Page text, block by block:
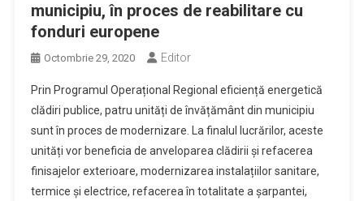
municipiu, în proces de reabilitare cu
fonduri europene
Octombrie 29, 2020 Editor
Prin Programul Operațional Regional eficiență energetică
clădiri publice, patru unități de învățământ din municipiu
sunt în proces de modernizare. La finalul lucrărilor, aceste
unități vor beneficia de anveloparea clădirii și refacerea
finisajelor exterioare, modernizarea instalațiilor sanitare,
termice și electrice, refacerea în totalitate a șarpantei,